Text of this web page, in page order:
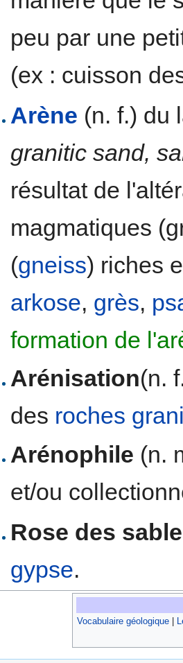
peu par une
(ex : cuisson
Arène (n. f.) du
granitic sand,
résultat de
magmatiques
(gneiss) riches
arkose, grès,
formation de
Arénisation(n.
des roches
Arénophile (n.
et/ou
Rose des
gypse.
Vocabulaire géologique|